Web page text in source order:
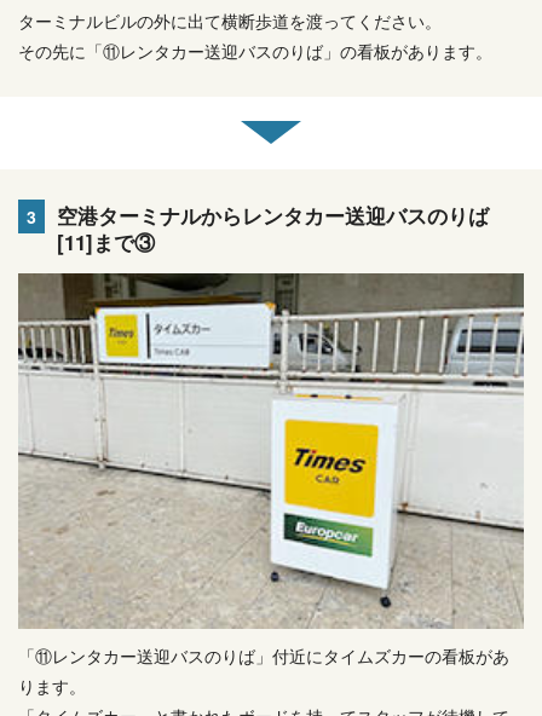
ターミナルビルの外に出て横断歩道を渡ってください。
その先に「⑪レンタカー送迎バスのりば」の看板があります。
3
空港ターミナルからレンタカー送迎バスのりば
[11]まで③
「⑪レンタカー送迎バスのりば」付近にタイムズカーの看板があ
ります。